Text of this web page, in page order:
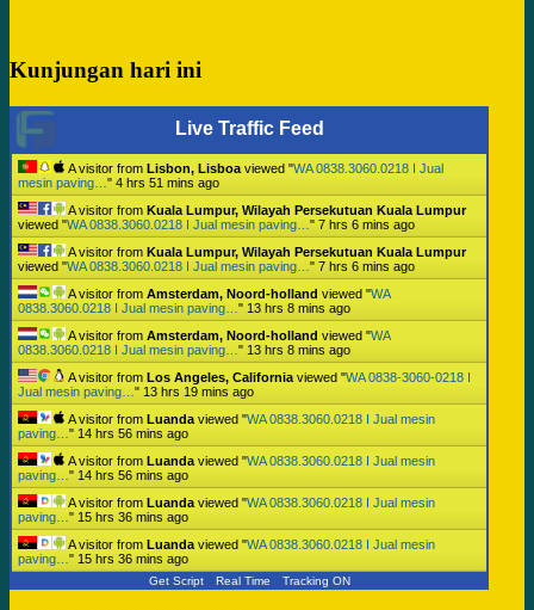
Kunjungan hari ini
Live Traffic Feed
A visitor from Lisbon, Lisboa viewed "WA 0838.3060.0218 I Jual
mesin paving… " 4 hrs 51 mins ago
A visitor from Kuala Lumpur, Wilayah Persekutuan Kuala Lumpur
viewed "WA 0838.3060.0218 I Jual mesin paving… " 7 hrs 6 mins ago
A visitor from Kuala Lumpur, Wilayah Persekutuan Kuala Lumpur
viewed "WA 0838.3060.0218 I Jual mesin paving… " 7 hrs 6 mins ago
A visitor from Amsterdam, Noord-holland viewed "WA
0838.3060.0218 I Jual mesin paving… " 13 hrs 8 mins ago
A visitor from Amsterdam, Noord-holland viewed "WA
0838.3060.0218 I Jual mesin paving… " 13 hrs 8 mins ago
A visitor from Los Angeles, California viewed "WA 0838-3060-0218 I
Jual mesin paving… " 13 hrs 19 mins ago
A visitor from Luanda viewed "WA 0838.3060.0218 I Jual mesin
paving… " 14 hrs 56 mins ago
A visitor from Luanda viewed "WA 0838.3060.0218 I Jual mesin
paving… " 14 hrs 56 mins ago
A visitor from Luanda viewed "WA 0838.3060.0218 I Jual mesin
paving… " 15 hrs 36 mins ago
A visitor from Luanda viewed "WA 0838.3060.0218 I Jual mesin
paving… " 15 hrs 36 mins ago
Get Script Real Time Tracking ON